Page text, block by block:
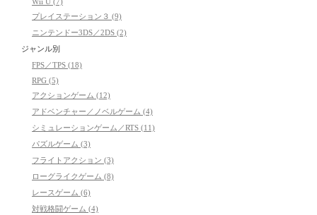
Wii U (7)
プレイステーション３ (9)
ニンテンドー3DS／2DS (2)
ジャンル別
FPS／TPS (18)
RPG (5)
アクションゲーム (12)
アドベンチャー／ノベルゲーム (4)
シミュレーションゲーム／RTS (11)
パズルゲーム (3)
フライトアクション (3)
ローグライクゲーム (8)
レースゲーム (6)
対戦格闘ゲーム (4)